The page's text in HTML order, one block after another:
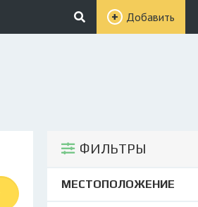
Добавить
ФИЛЬТРЫ
МЕСТОПОЛОЖЕНИЕ